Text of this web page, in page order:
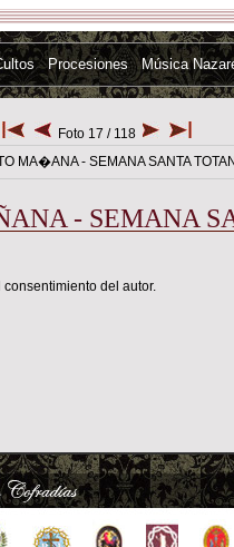
Procesiones Música
Foto 17 / 118
- SEMANA
del autor.